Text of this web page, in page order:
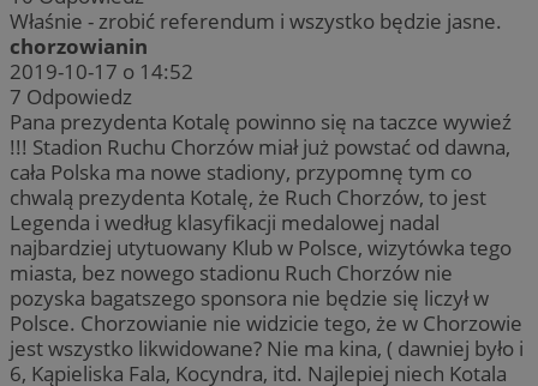
Właśnie - zrobić referendum i wszystko będzie jasne.
chorzowianin
2019-10-17 o 14:52
7 Odpowiedz
Pana prezydenta Kotalę powinno się na taczce wywieź
!!! Stadion Ruchu Chorzów miał już powstać od dawna,
cała Polska ma nowe stadiony, przypomnę tym co
chwalą prezydenta Kotalę, że Ruch Chorzów, to jest
Legenda i według klasyfikacji medalowej nadal
najbardziej utytuowany Klub w Polsce, wizytówka tego
miasta, bez nowego stadionu Ruch Chorzów nie
pozyska bagatszego sponsora nie będzie się liczył w
Polsce. Chorzowianie nie widzicie tego, że w Chorzowie
jest wszystko likwidowane? Nie ma kina, ( dawniej było i
6, Kąpieliska Fala, Kocyndra, itd. Najlepiej niech Kotala